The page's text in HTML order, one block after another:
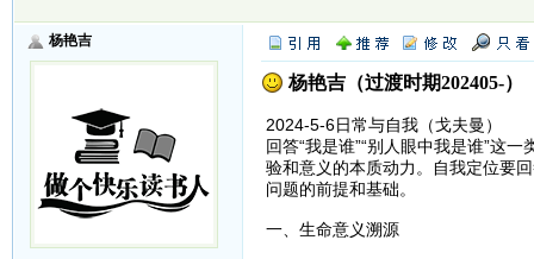
杨艳吉
杨艳吉（过渡时期202405-）
2024-5-6日常与自我（戈夫曼）
回答“我是谁”“别人眼中我是谁”这
验和意义的本质动力。自我定位要
问题的前提和基础。
一、生命意义溯源